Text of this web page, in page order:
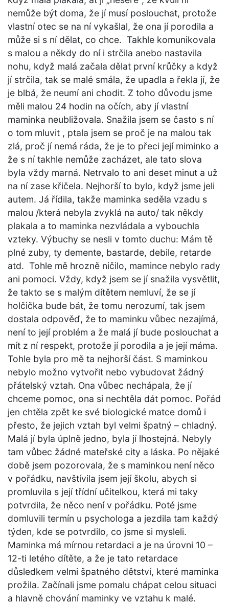
nemůže být doma, že jí musí poslouchat, protože
vlastní otec se na ní vykašlal, že ona jí porodila a
může si s ní dělat, co chce. Takhle komunikovala
s malou a někdy do ní i strčila anebo nastavila
nohu, když malá začala dělat první krůčky a když
jí strčila, tak se malé smála, že upadla a řekla jí, že
je blbá, že neumí ani chodit. Z toho důvodu jsme
měli malou 24 hodin na očích, aby jí vlastní
maminka neubližovala. Snažila jsem se často s ní
o tom mluvit , ptala jsem se proč je na malou tak
zlá, proč jí nemá ráda, že je to přeci její miminko a
že s ní takhle nemůže zacházet, ale tato slova
byla vždy marná. Netrvalo to ani deset minut a už
na ní zase křičela. Nejhorší to bylo, když jsme jeli
autem. Já řídila, takže maminka seděla vzadu s
malou /která nebyla zvyklá na auto/ tak někdy
plakala a to maminka nezvládala a vybouchla
vzteky. Výbuchy se nesli v tomto duchu: Mám tě
plné zuby, ty demente, bastarde, debile, retarde
atd. Tohle mě hrozně ničilo, mamince nebylo rady
ani pomoci. Vždy, když jsem se jí snažila vysvětlit,
že takto se s malým dítětem nemluví, že se jí
holčička bude bát, že tomu nerozumí, tak jsem
dostala odpověď, že to maminku vůbec nezajímá,
není to její problém a že malá jí bude poslouchat a
mít z ní respekt, protože jí porodila a je její máma.
Tohle byla pro mě ta nejhorší část. S maminkou
nebylo možno vytvořit nebo vybudovat žádný
přátelský vztah. Ona vůbec nechápala, že jí
chceme pomoc, ona si nechtěla dát pomoc. Pořád
jen chtěla zpět ke své biologické matce domů i
přesto, že jejich vztah byl velmi špatný – chladný.
Malá jí byla úplně jedno, byla jí lhostejná. Nebyly
tam vůbec žádné mateřské city a láska. Po nějaké
době jsem pozorovala, že s maminkou není něco
v pořádku, navštívila jsem její školu, abych si
promluvila s její třídní učitelkou, která mi taky
potvrdila, že něco není v pořádku. Poté jsme
domluvili termín u psychologa a jezdila tam každý
týden, kde se potvrdilo, co jsme si mysleli.
Maminka má mírnou retardaci a je na úrovni 10 –
12-ti letého dítěte, a že je tato retardace
důsledkem velmi špatného dětství, které maminka
prožila. Začínali jsme pomalu chápat celou situaci
a hlavně chování maminky ve vztahu k malé.